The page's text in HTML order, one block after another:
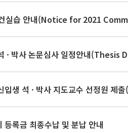
· 박사 논문심사 일정안내
입생 석 · 박사 지도교수 선정원 제
록금 최종수납 및 분납 안내